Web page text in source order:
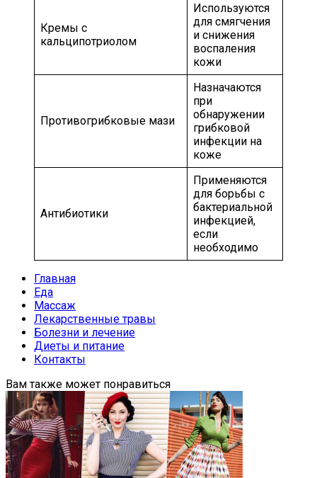
Кремы с
кальципотриолом
Используются
для смягчения
и снижения
воспаления
кожи
Противогрибковые мази
Назначаются
при
обнаружении
грибковой
инфекции на
коже
Антибиотики
Применяются
для борьбы с
бактериальной
инфекцией,
если
необходимо
Главная
Еда
Массаж
Лекарственные травы
Болезни и лечение
Диеты и питание
Контакты
Вам также может понравиться